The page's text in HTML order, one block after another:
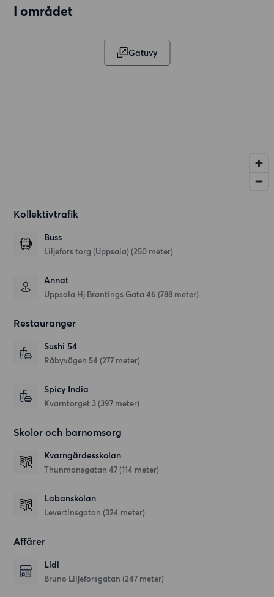
I området
Gatuvy
Kollektivtrafik
Buss
Liljefors torg (Uppsala) (250 meter)
Annat
Uppsala Hj Brantings Gata 46 (788 meter)
Restauranger
Sushi 54
Råbyvägen 54 (277 meter)
Spicy India
Kvarntorget 3 (397 meter)
Skolor och barnomsorg
Kvarngärdesskolan
Thunmansgatan 47 (114 meter)
Labanskolan
Levertinsgatan (324 meter)
Affärer
Lidl
Bruno Liljeforsgatan (247 meter)